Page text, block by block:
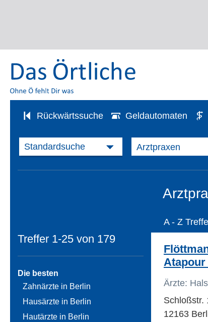
Rückwärtssuche Geldautomaten
Treffer 1-25 von 179
Die besten
Zahnärzte in Berlin
Hausärzte in Berlin
Hautärzte in Berlin
A - Z
Atapour
Ärzte:
Schloßstr.
12163